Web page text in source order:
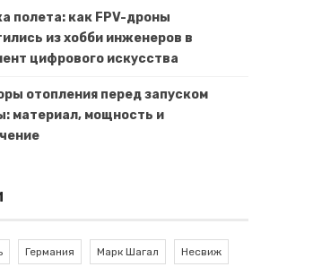
полета: как FPV-дроны
из хобби инженеров в
цифрового искусства
отопления перед запуском
материал, мощность и
Германия Марк Шагал Несвиж